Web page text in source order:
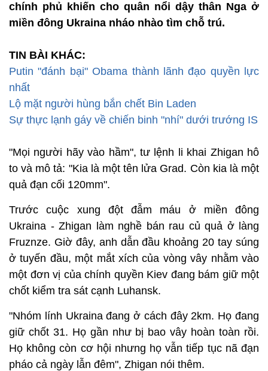
chính phủ khiến cho quân nổi dậy thân Nga ở
miền đông Ukraina nháo nhào tìm chỗ trú.
TIN BÀI KHÁC:
Putin "đánh bại" Obama thành lãnh đạo quyền lực
nhất
Lộ mặt người hùng bắn chết Bin Laden
Sự thực lạnh gáy về chiến binh "nhí" dưới trướng IS
"Mọi người hãy vào hầm", tư lệnh li khai Zhigan hô
to và mô tả: "Kia là một tên lửa Grad. Còn kia là một
quả đạn cối 120mm".
Trước cuộc xung đột đẫm máu ở miền đông
Ukraina - Zhigan làm nghề bán rau củ quả ở làng
Fruznze. Giờ đây, anh dẫn đầu khoảng 20 tay súng
ở tuyến đầu, một mắt xích của vòng vây nhằm vào
một đơn vị của chính quyền Kiev đang bám giữ một
chốt kiểm tra sát cạnh Luhansk.
"Nhóm lính Ukraina đang ở cách đây 2km. Họ đang
giữ chốt 31. Họ gần như bị bao vây hoàn toàn rồi.
Họ không còn cơ hội nhưng họ vẫn tiếp tục nã đạn
pháo cả ngày lẫn đêm", Zhigan nói thêm.